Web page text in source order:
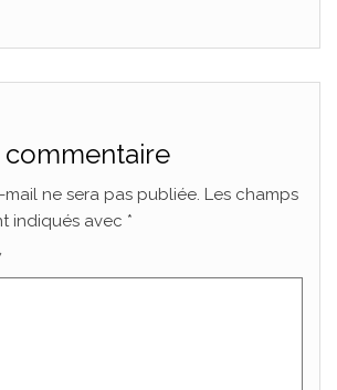
commentaire
ne sera pas publiée. Les champs
indiqués avec *